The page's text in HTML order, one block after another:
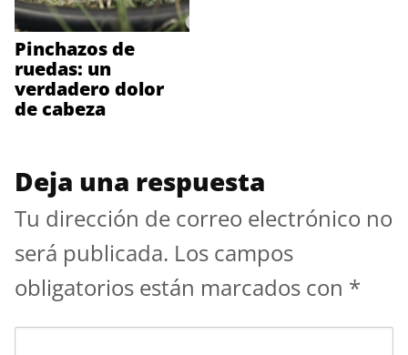
Pinchazos de
ruedas: un
verdadero dolor
de cabeza
Deja una respuesta
Tu dirección de correo electrónico no
será publicada. Los campos
obligatorios están marcados con *